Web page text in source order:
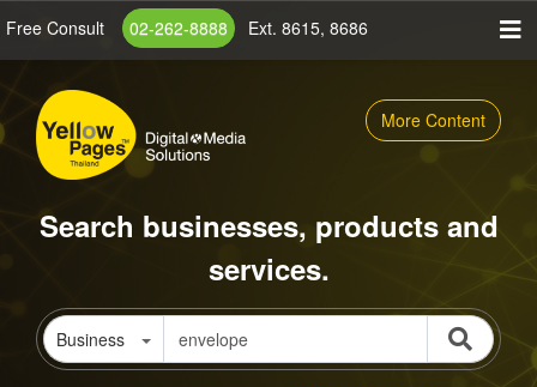
content
Free Consult 02-262-8888 Ext. 8615, 8686
More Content
Search businesses, products and
services.
Business